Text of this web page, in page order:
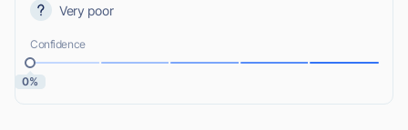
Very poor
Confidence
0%